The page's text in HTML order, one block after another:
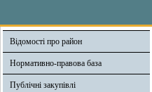
Відомості про район
Нормативно-правова база
Публічні закупівлі